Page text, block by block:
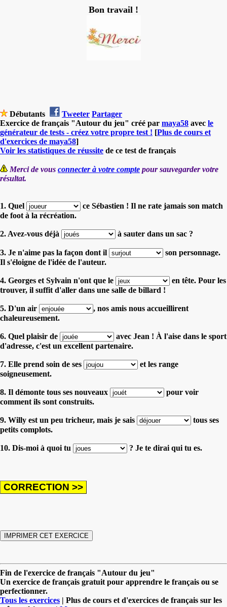
Bon travail !
Débutants Tweeter Partager
Exercice de français "Autour du jeu" créé par maya58 avec le
générateur de tests - créez votre propre test ! [Plus de cours et
d'exercices de maya58]
Voir les statistiques de réussite de ce test de français
Merci de vous connecter à votre compte pour sauvegarder votre
résultat.
1. Quel
ce Sébastien ! Il ne rate jamais son match
de foot à la récréation.
2. Avez-vous déjà à sauter dans un sac ?
3. Je n'aime pas la façon dont il
son personnage.
Il s'éloigne de l'idée de l'auteur.
4. Georges et Sylvain n'ont que le
en tête. Pour les
trouver, il suffit d'aller dans une salle de billard !
5. D'un air
, nos amis nous accueillirent
chaleureusement.
6. Quel plaisir de
avec Jean ! À l'aise dans le sport
d'adresse, c'est un excellent partenaire.
7. Elle prend soin de ses
et les range
soigneusement.
8. Il démonte tous ses nouveaux
pour voir
comment ils sont construits.
9. Willy est un peu tricheur, mais je sais
tous ses
petits complots.
10. Dis-moi à quoi tu ? Je te dirai qui tu es.
Fin de l'exercice de français "Autour du jeu"
Un exercice de français gratuit pour apprendre le français ou se
perfectionner.
Tous les exercices | Plus de cours et d'exercices de français sur les